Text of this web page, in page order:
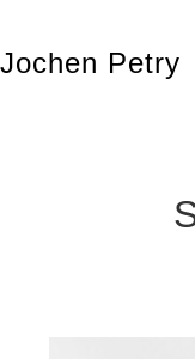
Jochen Petry